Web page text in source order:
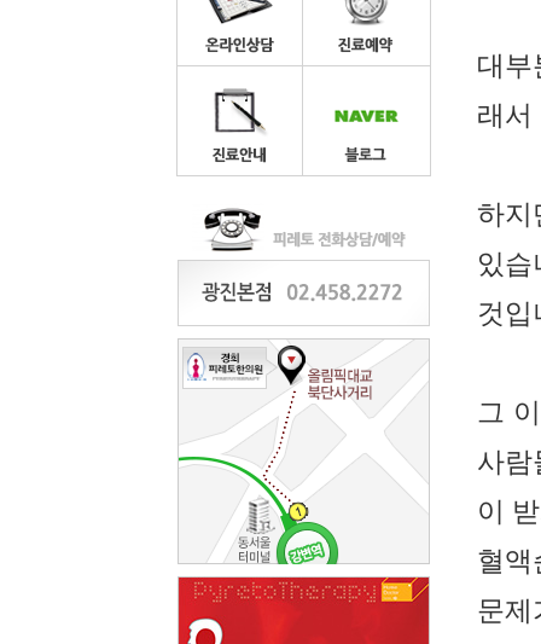
대부
래서
하지
있
것입
그
사람
이
혈액
문